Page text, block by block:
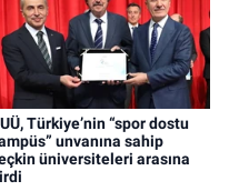
Türkiye’nin “spor dostu
unvanına sahip
üniversiteleri arasına